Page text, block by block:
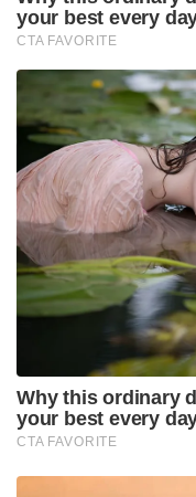
your best every
CTA FAVORITE
Why this ordinary
your best every
CTA FAVORITE